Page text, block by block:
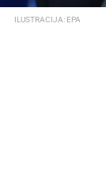
ILUSTRACIJA: EPA